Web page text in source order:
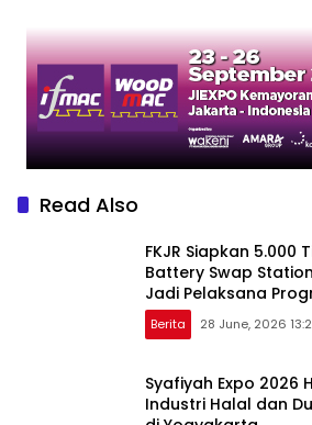
Stay
Read Also
FKJR Siapkan 5.000
Battery Swap
Jadi Pelaksana
Berita 28 June, 2026
Syafiyah Expo 2026
Industri Halal dan